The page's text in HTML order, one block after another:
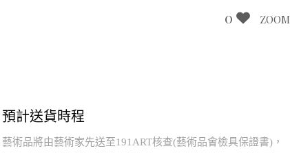
0 ZOOM
預計送貨時程
藝術品將由藝術家先送至191ART核查(藝術品會檢具保證書)，